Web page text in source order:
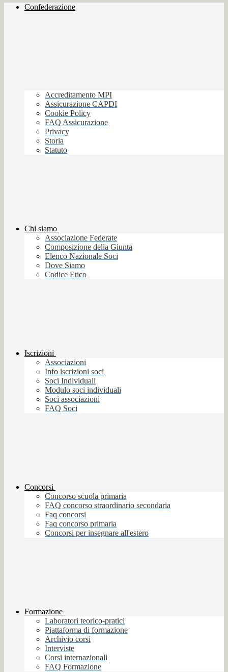
Confederazione
Accreditamento MPI
Assicurazione CAPDI
Cookie Policy
FAQ Assicurazione
Privacy
Storia
Statuto
Chi siamo
Associazione Federate
Composizione della Giunta
Elenco Nazionale Soci
Dove Siamo
Codice Etico
Iscrizioni
Associazioni
Info iscrizioni soci
Soci Individuali
Modulo soci individuali
Soci associazioni
FAQ Soci
Concorsi
Concorso scuola primaria
FAQ concorso straordinario secondaria
Faq concorsi
Faq concorso primaria
Concorsi per insegnare all'estero
Formazione
Laboratori teorico-pratici
Piattaforma di formazione
Archivio corsi
Interviste
Corsi internazionali
FAQ Formazione